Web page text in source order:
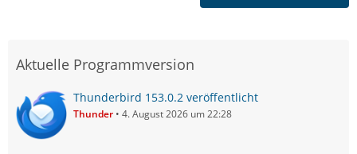
Aktuelle Programmversion
Thunderbird 153.0.2 veröffentlicht
Thunder 4. August 2026 um 22:28